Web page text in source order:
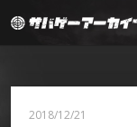
2018/12/21